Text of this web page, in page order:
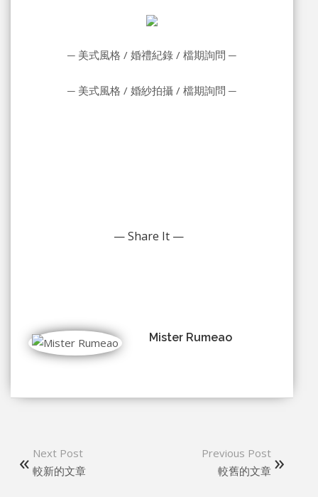
─ 美式風格 / 婚禮紀錄 / 檔期詢問 ─
─ 美式風格 / 婚紗拍攝 / 檔期詢問 ─
— Share It —
Mister Rumeao
Next Post
較新的文章
Previous Post
較舊的文章